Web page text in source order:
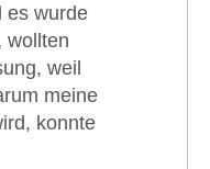
es wurde
wollten
weil
meine
konnte